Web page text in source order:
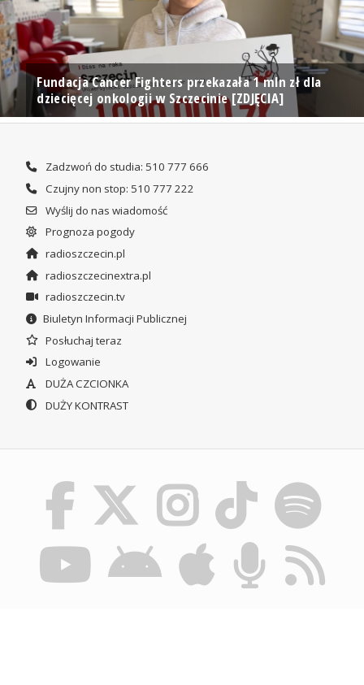
Fundacja Cancer Fighters przekazała 1 mln zł dla
dziecięcej onkologii w Szczecinie [ZDJĘCIA]
Zadzwoń do studia: 510 777 666
Czujny non stop: 510 777 222
Wyślij do nas wiadomość
Prognoza pogody
radioszczecin.pl
radioszczecinextra.pl
radioszczecin.tv
Biuletyn Informacji Publicznej
Posłuchaj teraz
Logowanie
DUŻA CZCIONKA
DUŻY KONTRAST